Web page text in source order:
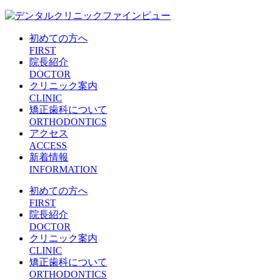
初めての方へ
FIRST
院長紹介
DOCTOR
クリニック案内
CLINIC
矯正歯科について
ORTHODONTICS
アクセス
ACCESS
新着情報
INFORMATION
初めての方へ
FIRST
院長紹介
DOCTOR
クリニック案内
CLINIC
矯正歯科について
ORTHODONTICS